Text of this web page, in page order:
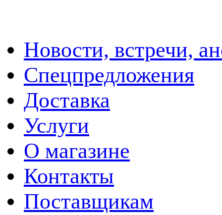
Новости, встречи,
Спецпредложения
Доставка
Услуги
О магазине
Контакты
Поставщикам